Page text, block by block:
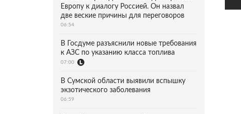
Европу к диалогу Россией. Он назвал
две веские причины для переговоров
06:54
В Госдуме разъяснили новые требования
к АЗС по указанию класса топлива
07:00
В Сумской области выявили вспышку
экзотического заболевания
06:59